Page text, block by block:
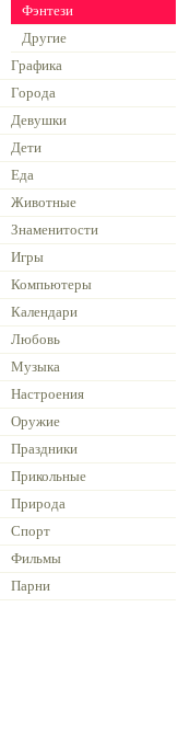
Фэнтези
Другие
Графика
Города
Девушки
Дети
Еда
Животные
Знаменитости
Игры
Компьютеры
Календари
Любовь
Музыка
Настроения
Оружие
Праздники
Прикольные
Природа
Спорт
Фильмы
Парни